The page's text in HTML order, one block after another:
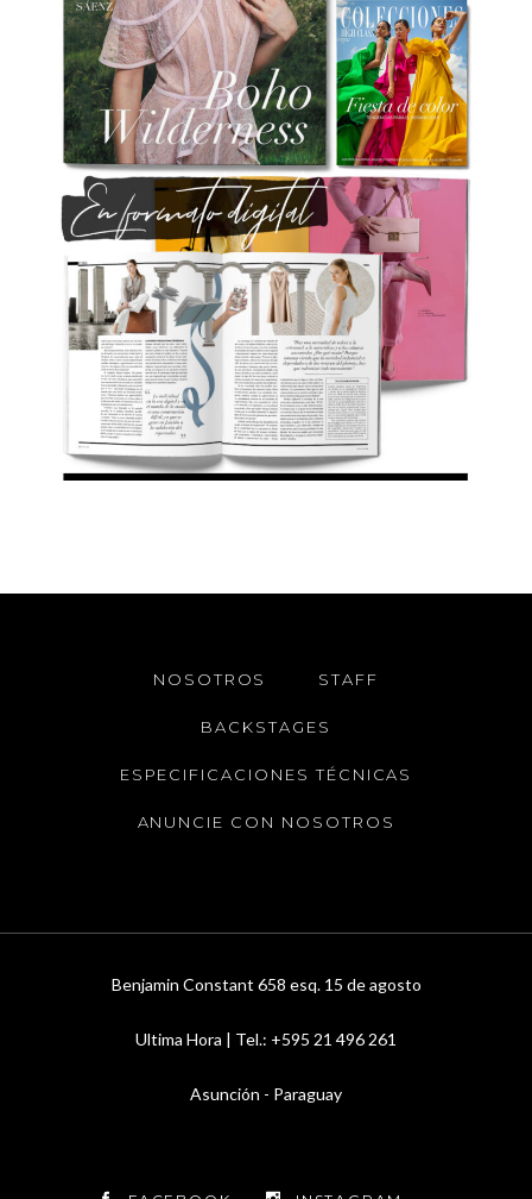
NOSOTROS STAFF
BACKSTAGES
ESPECIFICACIONES TÉCNICAS
ANUNCIE CON NOSOTROS
Benjamin Constant 658 esq. 15 de agosto
Ultima Hora | Tel.: +595 21 496 261
Asunción - Paraguay